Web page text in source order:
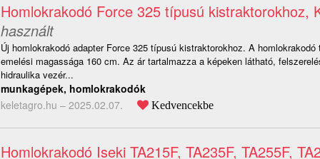
Homlokrakodó Force 325 típusú kistraktorokhoz,
használt
Új homlokrakodó adapter Force 325 típusú kistraktorokhoz. A homlokrakodó
emelési magassága 160 cm. Az ár tartalmazza a képeken látható,
hidraulika vezér...
munkagépek, homlokrakodók
keletagro.hu – 2025.02.07. Kedvencekbe
Homlokrakodó Iseki TA215F, TA235F, TA255F,